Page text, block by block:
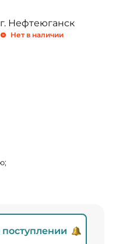
г. Нефтеюганск
Нет в наличии